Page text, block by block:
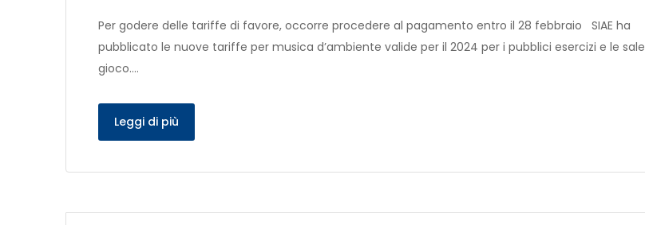
Per godere delle tariffe di favore, occorre procedere al pagamento entro il 28 febbraio SIAE ha
pubblicato le nuove tariffe per musica d’ambiente valide per il 2024 per i pubblici esercizi e le sale
gioco….
Leggi di più